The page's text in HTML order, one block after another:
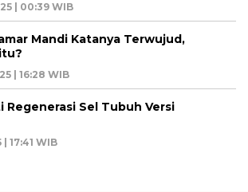
| 00:39 WIB
Mandi Katanya Terwujud,
| 16:28 WIB
Regenerasi Sel Tubuh Versi
17:41 WIB